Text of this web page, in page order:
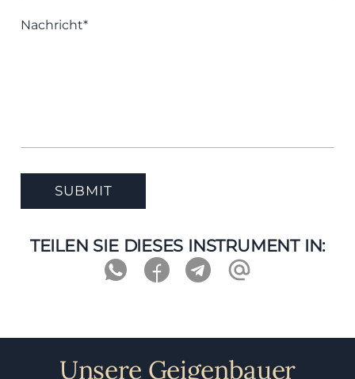
Nachricht*
TEILEN SIE DIESES INSTRUMENT IN:
Unsere Geigenbauer